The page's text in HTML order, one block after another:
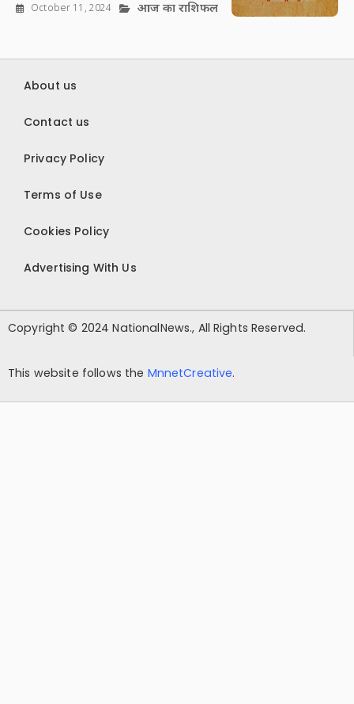
October 11, 2024 आज का राशिफल
About us
Contact us
Privacy Policy
Terms of Use
Cookies Policy
Advertising With Us
Copyright © 2024 NationalNews., All Rights Reserved.
This website follows the MnnetCreative.